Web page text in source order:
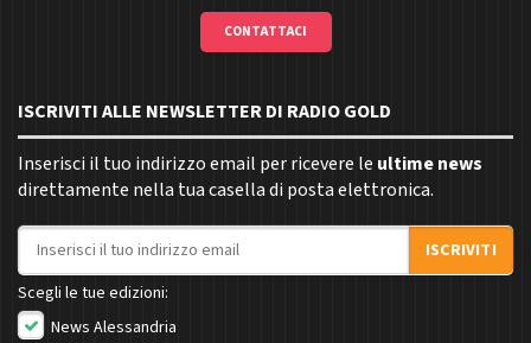
CONTATTACI
ISCRIVITI ALLE NEWSLETTER DI RADIO GOLD
Inserisci il tuo indirizzo email per ricevere le ultime news
direttamente nella tua casella di posta elettronica.
Indirizzo email
ISCRIVITI
Scegli le tue edizioni:
News Alessandria